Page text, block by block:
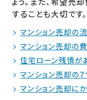
することも大切です。
マンション売却の
マンション売却の
住宅ローン残債が
マンション売却の
マンション売却に